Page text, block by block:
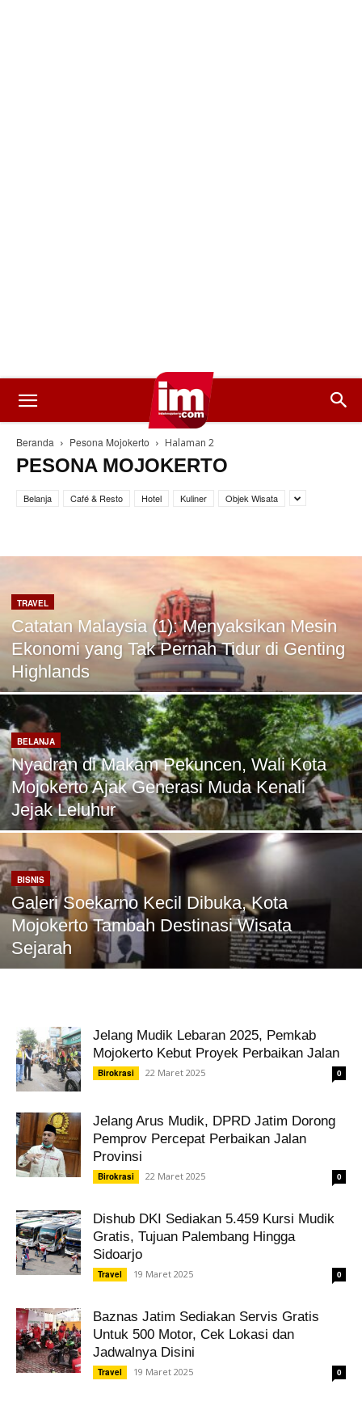
Beranda Pesona Mojokerto Halaman 2
PESONA MOJOKERTO
Belanja Café & Resto Hotel Kuliner Objek Wisata
TRAVEL
Catatan Malaysia (1): Menyaksikan Mesin
Ekonomi yang Tak Pernah Tidur di Genting
Highlands
BELANJA
Nyadran di Makam Pekuncen, Wali Kota
Mojokerto Ajak Generasi Muda Kenali
Jejak Leluhur
BISNIS
Galeri Soekarno Kecil Dibuka, Kota
Mojokerto Tambah Destinasi Wisata
Sejarah
Jelang Mudik Lebaran 2025, Pemkab
Mojokerto Kebut Proyek Perbaikan Jalan
Birokrasi 22 Maret 2025 0
Jelang Arus Mudik, DPRD Jatim Dorong
Pemprov Percepat Perbaikan Jalan
Provinsi
Birokrasi 22 Maret 2025 0
Dishub DKI Sediakan 5.459 Kursi Mudik
Gratis, Tujuan Palembang Hingga
Sidoarjo
Travel 19 Maret 2025 0
Baznas Jatim Sediakan Servis Gratis
Untuk 500 Motor, Cek Lokasi dan
Jadwalnya Disini
Travel 19 Maret 2025 0